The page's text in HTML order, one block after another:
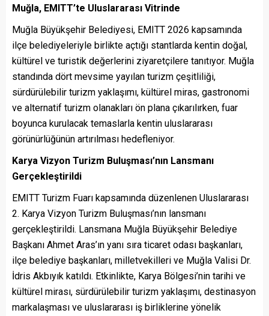
Muğla, EMITT’te Uluslararası Vitrinde
Muğla Büyükşehir Belediyesi, EMITT 2026 kapsamında
ilçe belediyeleriyle birlikte açtığı stantlarda kentin doğal,
kültürel ve turistik değerlerini ziyaretçilere tanıtıyor. Muğla
standında dört mevsime yayılan turizm çeşitliliği,
sürdürülebilir turizm yaklaşımı, kültürel miras, gastronomi
ve alternatif turizm olanakları ön plana çıkarılırken, fuar
boyunca kurulacak temaslarla kentin uluslararası
görünürlüğünün artırılması hedefleniyor.
Karya Vizyon Turizm Buluşması’nın Lansmanı
Gerçekleştirildi
EMITT Turizm Fuarı kapsamında düzenlenen Uluslararası
2. Karya Vizyon Turizm Buluşması’nın lansmanı
gerçekleştirildi. Lansmana Muğla Büyükşehir Belediye
Başkanı Ahmet Aras’ın yanı sıra ticaret odası başkanları,
ilçe belediye başkanları, milletvekilleri ve Muğla Valisi Dr.
İdris Akbıyık katıldı. Etkinlikte, Karya Bölgesi’nin tarihi ve
kültürel mirası, sürdürülebilir turizm yaklaşımı, destinasyon
markalaşması ve uluslararası iş birliklerine yönelik